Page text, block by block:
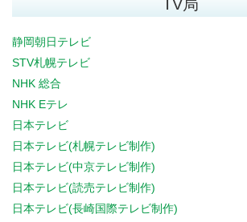
TV局
静岡朝日テレビ
STV札幌テレビ
NHK 総合
NHK Eテレ
日本テレビ
日本テレビ(札幌テレビ制作)
日本テレビ(中京テレビ制作)
日本テレビ(読売テレビ制作)
日本テレビ(長崎国際テレビ制作)